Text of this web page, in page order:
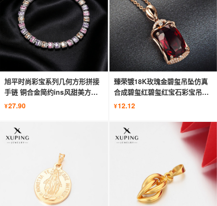
旭平时尚彩宝系列几何方形拼接
手链 铜合金简约ins风甜美方糖
手饰
¥27.90
臻荣镀18K玫瑰金碧玺吊坠仿真
合成碧玺红碧玺红宝石彩宝吊坠
项链
¥12.12